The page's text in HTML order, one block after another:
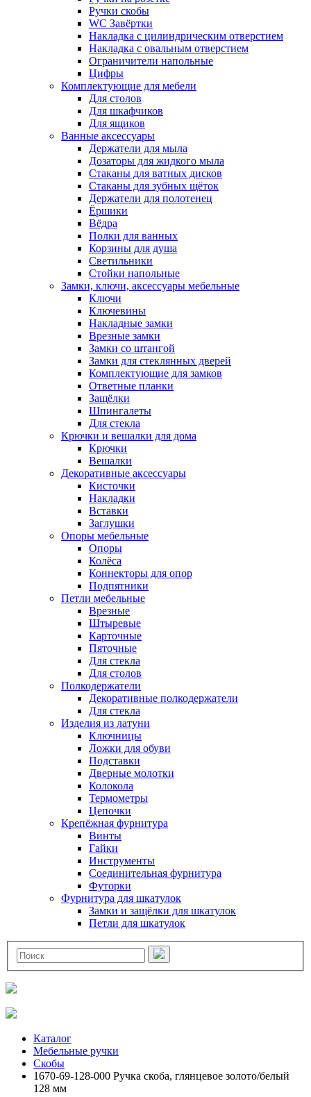
Ручки скобы
WC Завёртки
Накладка с цилиндрическим отверстием
Накладка с овальным отверстием
Ограничители напольные
Цифры
Комплектующие для мебели
Для столов
Для шкафчиков
Для ящиков
Ванные аксессуары
Держатели для мыла
Дозаторы для жидкого мыла
Стаканы для ватных дисков
Стаканы для зубных щёток
Держатели для полотенец
Ёршики
Вёдра
Полки для ванных
Корзины для душа
Светильники
Стойки напольные
Замки, ключи, аксессуары мебельные
Ключи
Ключевины
Накладные замки
Врезные замки
Замки со штангой
Замки для стеклянных дверей
Комплектующие для замков
Ответные планки
Защёлки
Шпингалеты
Для стекла
Крючки и вешалки для дома
Крючки
Вешалки
Декоративные аксессуары
Кисточки
Накладки
Вставки
Заглушки
Опоры мебельные
Опоры
Колёса
Коннекторы для опор
Подпятники
Петли мебельные
Врезные
Штыревые
Карточные
Пяточные
Для стекла
Для столов
Полкодержатели
Декоративные полкодержатели
Для стекла
Изделия из латуни
Ключницы
Ложки для обуви
Подставки
Дверные молотки
Колокола
Термометры
Цепочки
Крепёжная фурнитура
Винты
Гайки
Инструменты
Соединительная фурнитура
Футорки
Фурнитура для шкатулок
Замки и защёлки для шкатулок
Петли для шкатулок
Каталог
Мебельные ручки
Скобы
1670-69-128-000 Ручка скоба, глянцевое золото/белый
128 мм